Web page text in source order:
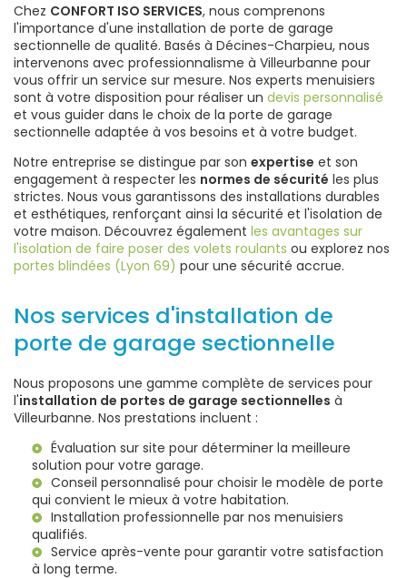
Chez CONFORT ISO SERVICES, nous comprenons
l'importance d'une installation de porte de garage
sectionnelle de qualité. Basés à Décines-Charpieu, nous
intervenons avec professionnalisme à Villeurbanne pour
vous offrir un service sur mesure. Nos experts menuisiers
sont à votre disposition pour réaliser un devis personnalisé
et vous guider dans le choix de la porte de garage
sectionnelle adaptée à vos besoins et à votre budget.
Notre entreprise se distingue par son expertise et son
engagement à respecter les normes de sécurité les plus
strictes. Nous vous garantissons des installations durables
et esthétiques, renforçant ainsi la sécurité et l'isolation de
votre maison. Découvrez également les avantages sur
l'isolation de faire poser des volets roulants ou explorez nos
portes blindées (Lyon 69) pour une sécurité accrue.
Nos services d'installation de
porte de garage sectionnelle
Nous proposons une gamme complète de services pour
l'installation de portes de garage sectionnelles à
Villeurbanne. Nos prestations incluent :
Évaluation sur site pour déterminer la meilleure
solution pour votre garage.
Conseil personnalisé pour choisir le modèle de porte
qui convient le mieux à votre habitation.
Installation professionnelle par nos menuisiers
qualifiés.
Service après-vente pour garantir votre satisfaction
à long terme.